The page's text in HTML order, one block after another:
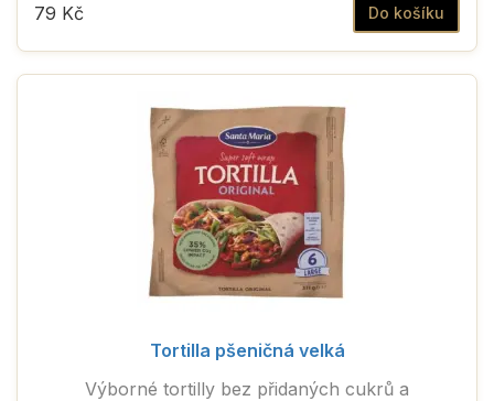
Do košíku
79 Kč
Tortilla pšeničná velká
Výborné tortilly bez přidaných cukrů a